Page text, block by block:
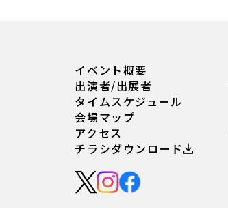
イベント概要
出演者/出展者
タイムスケジュール
会場マップ
アクセス
チラシダウンロード